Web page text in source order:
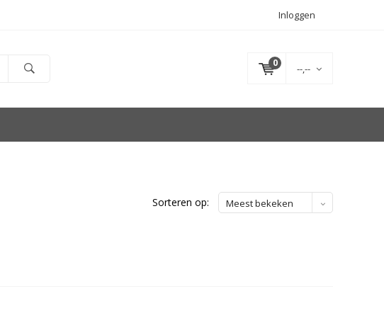
Inloggen
0 --,--
Sorteren op: Meest bekeken